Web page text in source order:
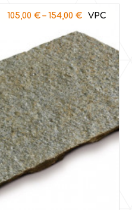
105,00 €– 154,00 €